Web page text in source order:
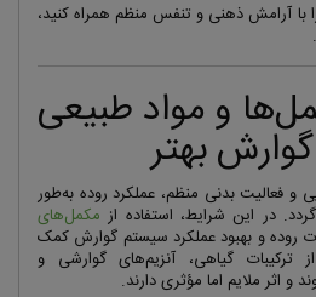
با آرامش ذهنی و تنفس منظم همراه کنید،
و مواد طبیعی
بهتر
و فعالیت بدنی منظم، عملکرد روده به‌طور
در این شرایط، استفاده از مکمل‌های
روده و بهبود عملکرد سیستم گوارش کمک
ترکیبات گیاهی، آنزیم‌های گوارشی و
اثر ملایم اما مؤثری دارند.